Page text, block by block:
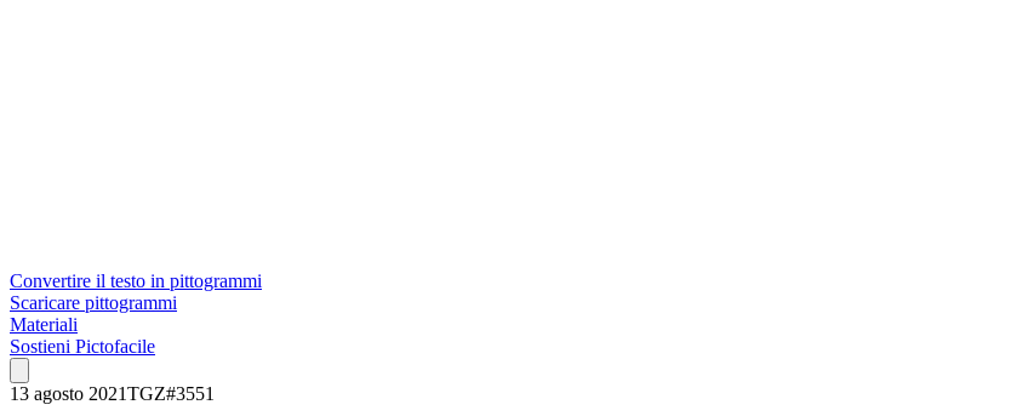
Convertire il testo in pittogrammi
Scaricare pittogrammi
Materiali
Sostieni Pictofacile
13 agosto 2021TGZ#3551